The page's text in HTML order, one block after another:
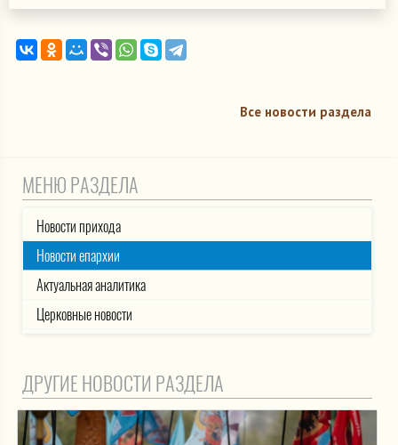
Все новости раздела
МЕНЮ РАЗДЕЛА
Новости прихода
Новости епархии
Актуальная аналитика
Церковные новости
ДРУГИЕ НОВОСТИ РАЗДЕЛА